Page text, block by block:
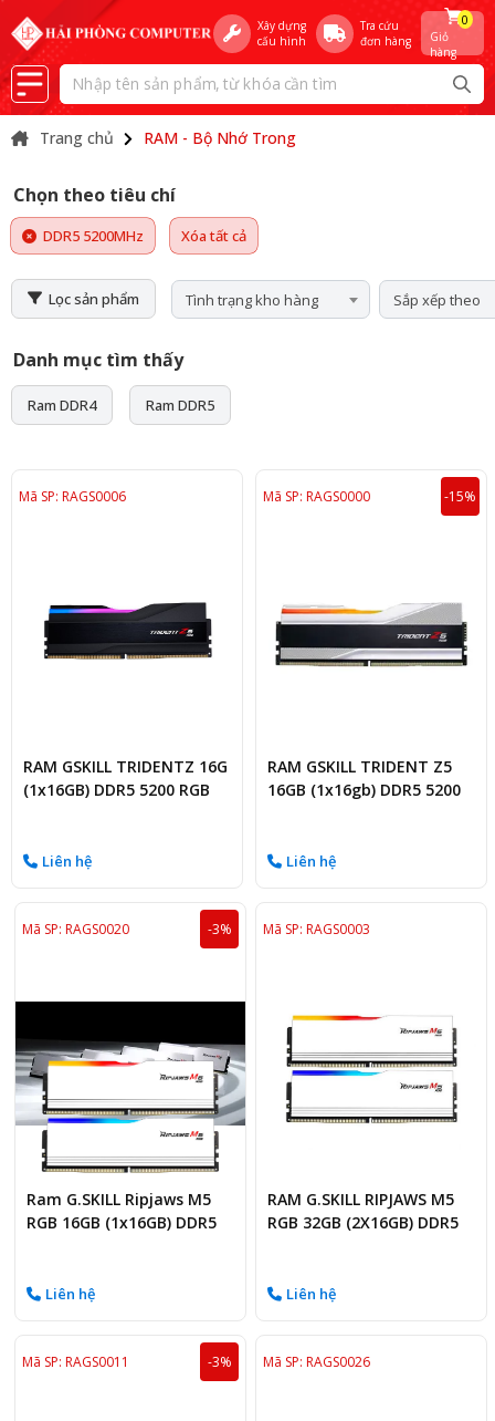
Xây dựng
cấu hình
Tra cứu
đơn hàng
Giỏ
hàng
0
Trang chủ RAM - Bộ Nhớ Trong
Chọn theo tiêu chí
DDR5 5200MHz Xóa tất cả
Lọc sản phẩm Tình trạng kho hàng Sắp xếp theo
Danh mục tìm thấy
Ram DDR4 Ram DDR5
Mã SP: RAGS0006
RAM GSKILL TRIDENTZ 16G
(1x16GB) DDR5 5200 RGB
Liên hệ
Mã SP: RAGS0000 -15%
RAM GSKILL TRIDENT Z5
16GB (1x16gb) DDR5 5200
Liên hệ
Mã SP: RAGS0020 -3%
Ram G.SKILL Ripjaws M5
RGB 16GB (1x16GB) DDR5
Liên hệ
Mã SP: RAGS0003
RAM G.SKILL RIPJAWS M5
RGB 32GB (2X16GB) DDR5
Liên hệ
Mã SP: RAGS0011 -3% Mã SP: RAGS0026